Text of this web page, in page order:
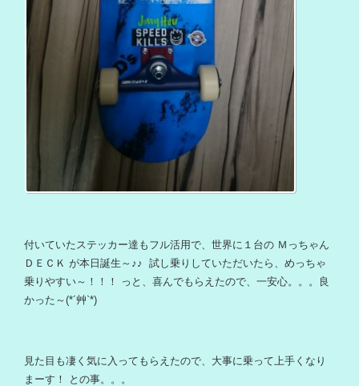
付いていたステッカー達もフル活用で、世界に１台の Ｍっちゃん
ＤＥＣＫ が本日誕生～♪♪ 試し乗りしていただいたら、めっちゃ
乗りやすい～！！！ っと、喜んでもらえたので、一安心。。。良
かった～(*´艸`*)
見た目も凄く気に入ってもらえたので、大事に乗って上手くなり
まーす！ との事。。。